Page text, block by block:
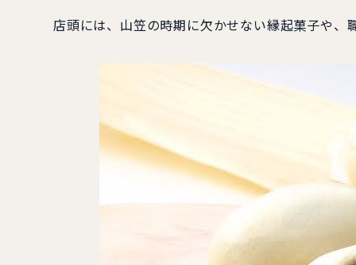
店頭には、山笠の時期に欠かせない縁起菓子や、